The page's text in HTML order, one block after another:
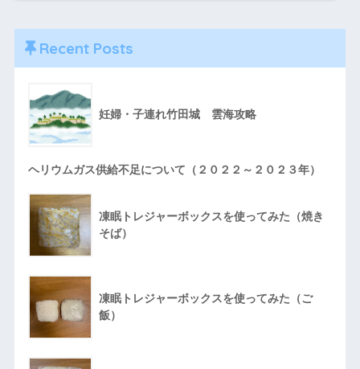
Recent Posts
妊婦・子連れ竹田城 雲海攻略
ヘリウムガス供給不足について（２０２２～２０２３年）
凍眠トレジャーボックスを使ってみた（焼き
そば）
凍眠トレジャーボックスを使ってみた（ご
飯）